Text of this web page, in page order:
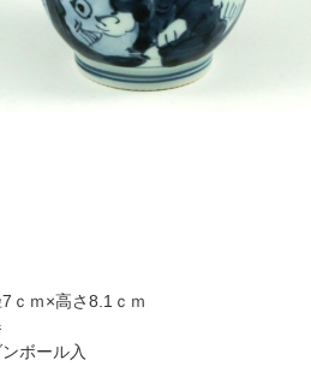
ｍ×高さ8.1ｃｍ
ボール入